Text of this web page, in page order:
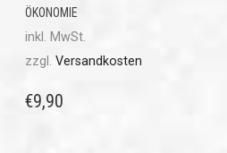
ÖKONOMIE
inkl. MwSt.
zzgl. Versandkosten
€9,90